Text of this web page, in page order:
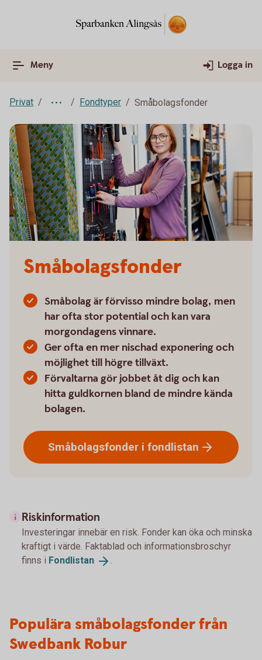
Meny Logga in
Privat Fondtyper Småbolagsfonder
Småbolagsfonder
Småbolag är förvisso mindre bolag, men
har ofta stor potential och kan vara
morgondagens vinnare.
Ger ofta en mer nischad exponering och
möjlighet till högre tillväxt.
Förvaltarna gör jobbet åt dig och kan
hitta guldkornen bland de mindre kända
bolagen.
Småbolagsfonder i fondlistan
Riskinformation
Investeringar innebär en risk. Fonder kan öka och minska
kraftigt i värde. Faktablad och informationsbroschyr
finns i Fondlistan .
Populära småbolagsfonder från
Swedbank Robur